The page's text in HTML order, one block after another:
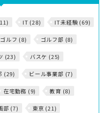
IT (28) IT未経験 (69)
ゴルフ (8) ゴルフ部 (8)
(23) バスケ (25)
(29) ビール事業部 (7)
在宅勤務 (9) 教育 (8)
部 (7) 東京 (21)